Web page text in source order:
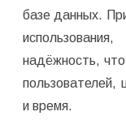
базе данных.
надёжность,
пользователей,
и время.